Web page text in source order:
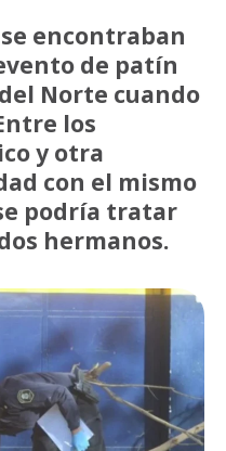
encontraban
de patín
Norte cuando
los
y otra
con el mismo
podría tratar
hermanos.